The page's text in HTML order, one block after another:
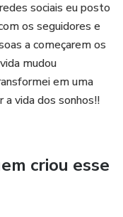
sociais eu posto
os seguidores e
a começarem os
mudou
em uma
a vida dos sonhos!!
criou esse